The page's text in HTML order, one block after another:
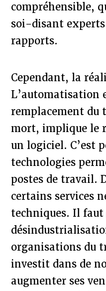
compréhensible,
soi-disant experts
rapports.
Cependant, la
L’automatisation
remplacement
mort, implique le
un logiciel. C’est
technologies
postes de travail.
certains services
techniques. Il faut
organisations du
investit dans de
augmenter ses